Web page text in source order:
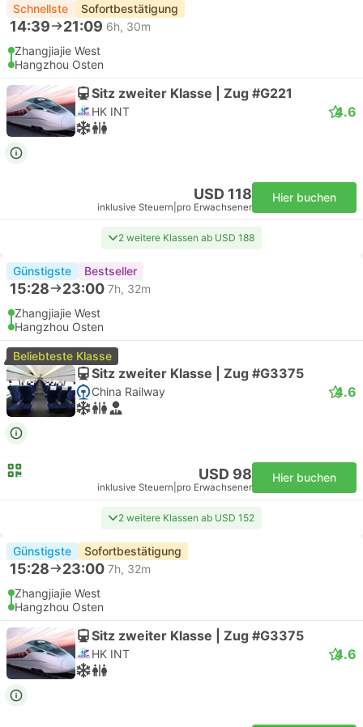
Schnellste Sofortbestätigung
14:39 21:09 6h, 30m
Zhangjiajie West
Hangzhou Osten
Sitz zweiter Klasse | Zug #G221
HK INT 4.6
USD 118
inklusive Steuern pro Erwachsener
Hier buchen
2 weitere Klassen ab USD 188
Günstigste Bestseller
15:28 23:00 7h, 32m
Zhangjiajie West
Hangzhou Osten
Beliebteste Klasse
Sitz zweiter Klasse | Zug #G3375
China Railway 4.6
USD 98
inklusive Steuern pro Erwachsener
Hier buchen
2 weitere Klassen ab USD 152
Günstigste Sofortbestätigung
15:28 23:00 7h, 32m
Zhangjiajie West
Hangzhou Osten
Sitz zweiter Klasse | Zug #G3375
HK INT 4.6